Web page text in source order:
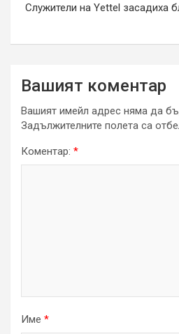
Служители на Yettel засадиха
Вашият коментар
Вашият имейл адрес няма да
Задължителните полета са
Коментар: *
Име *